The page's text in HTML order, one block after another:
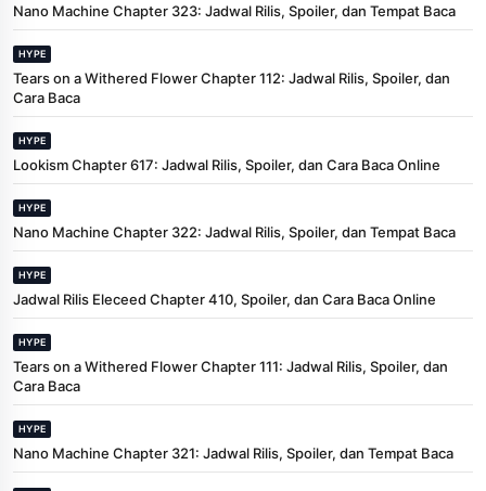
Nano Machine Chapter 323: Jadwal Rilis, Spoiler, dan Tempat Baca
HYPE
Tears on a Withered Flower Chapter 112: Jadwal Rilis, Spoiler, dan
Cara Baca
HYPE
Lookism Chapter 617: Jadwal Rilis, Spoiler, dan Cara Baca Online
HYPE
Nano Machine Chapter 322: Jadwal Rilis, Spoiler, dan Tempat Baca
HYPE
Jadwal Rilis Eleceed Chapter 410, Spoiler, dan Cara Baca Online
HYPE
Tears on a Withered Flower Chapter 111: Jadwal Rilis, Spoiler, dan
Cara Baca
HYPE
Nano Machine Chapter 321: Jadwal Rilis, Spoiler, dan Tempat Baca